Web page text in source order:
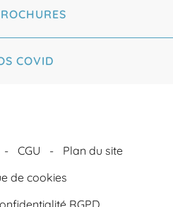
COVID
CGU
Plan du site
de cookies